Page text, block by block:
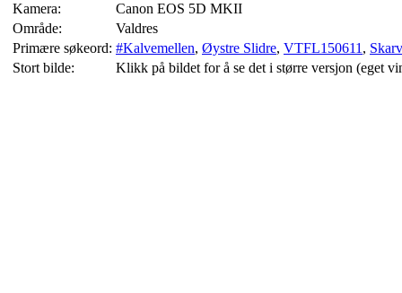
Kamera:
Canon EOS 5D MKII
Område:
Valdres
Primære søkeord: #Kalvemellen, Øystre Slidre, VTFL150611,
Stort bilde:
Klikk på bildet for å se det i større versjon (eget